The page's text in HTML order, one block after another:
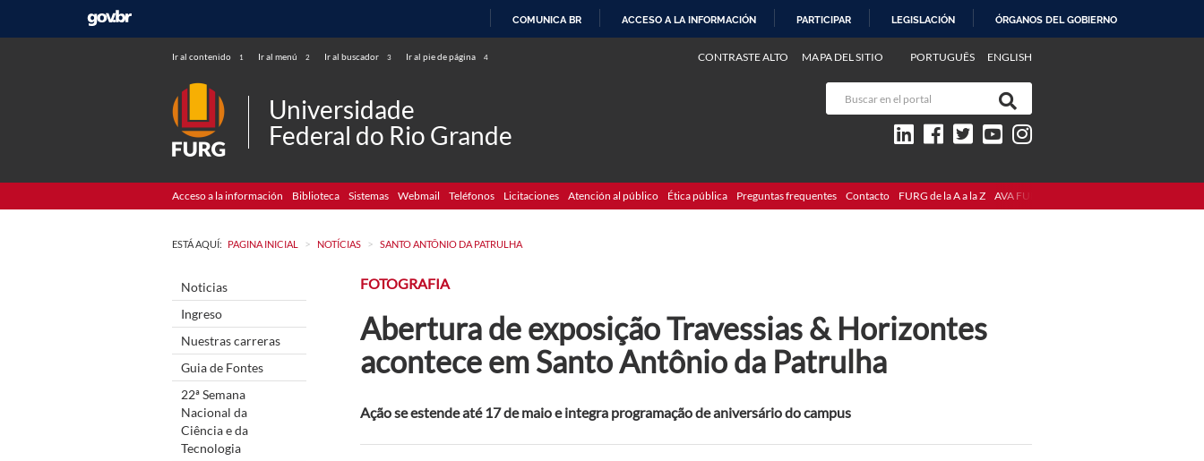
COMUNICA BR ACCESO A LA INFORMACIÓN PARTICIPAR LEGISLACIÓN ÓRGANOS DEL GOBIERNO
Ir al contenido 1 Ir al menú 2 Ir al buscador 3 Ir al pie de página 4 PORTUGUÊS ENGLISH
CONTRASTE ALTO MAPA DEL SITIO
Universidade
Federal do Rio Grande
Acceso a la información Biblioteca Sistemas Webmail Teléfonos Licitaciones Atención al público Ética pública Preguntas frequentes Contacto FURG de la A a la Z AVA FURG
ESTÁ AQUÍ: PAGINA INICIAL > NOTÍCIAS > SANTO ANTÔNIO DA PATRULHA
Noticias
Ingreso
Nuestras carreras
Guia de Fontes
22ª Semana
Nacional da
Ciência e da
Tecnologia
FOTOGRAFIA
Abertura de exposição Travessias & Horizontes
acontece em Santo Antônio da Patrulha
Ação se estende até 17 de maio e integra programação de aniversário do campus